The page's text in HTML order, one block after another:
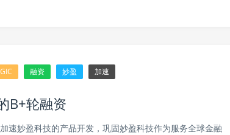
GIC 融资 妙盈 加速
B+轮融资
速妙盈科技的产品开发，巩固妙盈科技作为服务全球金融